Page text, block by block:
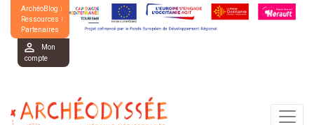
ArchéoBlog
Ressources
Partenaires
Mon
compte